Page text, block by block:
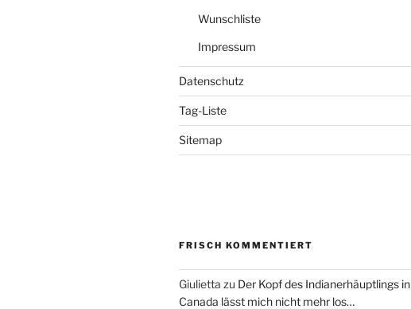
Wunschliste
Impressum
Datenschutz
Tag-Liste
Sitemap
FRISCH KOMMENTIERT
Giulietta zu Der Kopf des Indianerhäuptlings in
Canada lässt mich nicht mehr los…